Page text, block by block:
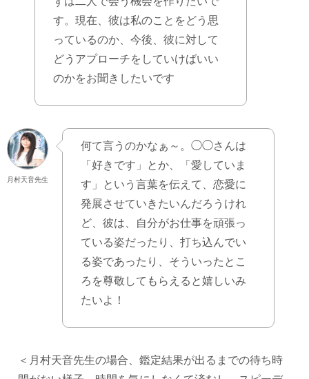
す。現在、彼は私のことをどう思
っているのか、今後、彼に対して
どうアプローチをしていけばいい
のかをお聞きしたいです
月村天音先生
何て言うのかなぁ～。◯◯さんは
「好きです」とか、「愛していま
す」という言葉を伝えて、恋愛に
発展させていきたいんだろうけれ
ど、彼は、自分がお仕事を頑張っ
ている姿だったり、打ち込んでい
る姿であったり、そういったとこ
ろを尊敬してもらえると嬉しいみ
たいよ！
＜月村天音先生の場合、鑑定結果が出るまでの待ち時